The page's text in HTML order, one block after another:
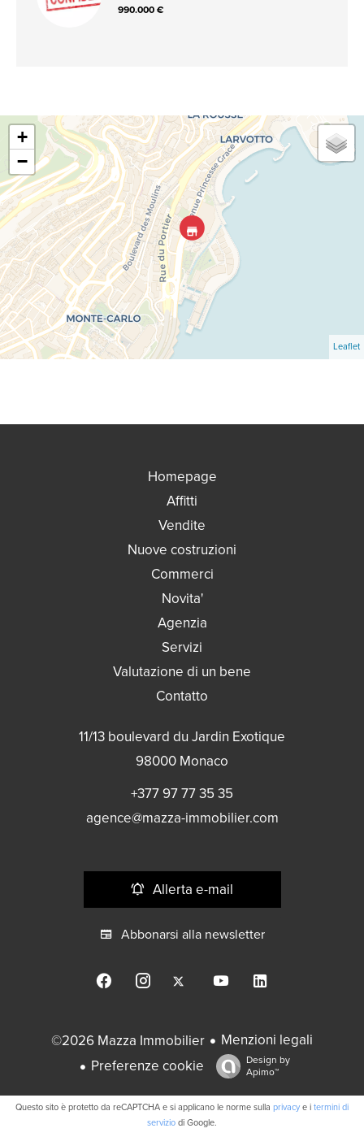
990.000 €
+
−
Leaflet
Homepage
Affitti
Vendite
Nuove costruzioni
Commerci
Novita'
Agenzia
Servizi
Valutazione di un bene
Contatto
11/13 boulevard du Jardin Exotique
98000 Monaco
+377 97 77 35 35
agence@mazza-immobilier.com
Allerta e-mail
Abbonarsi alla newsletter
©2026 Mazza Immobilier
Menzioni legali
Preferenze cookie
Design by
Apimo™
Questo sito è protetto da reCAPTCHA e si applicano le norme sulla privacye i termini di
servizio di Google.